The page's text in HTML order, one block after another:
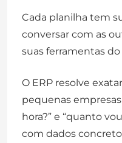
Cada planilha tem
conversar com as
suas ferramentas
O ERP resolve
pequenas empresas
hora?” e “quanto
com dados